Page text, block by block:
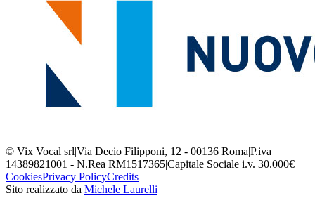
© Vix Vocal srl|Via Decio Filipponi, 12 - 00136 Roma|P.iva
14389821001 - N.Rea RM1517365|Capitale Sociale i.v. 30.000€
CookiesPrivacy PolicyCredits
Sito realizzato da Michele Laurelli